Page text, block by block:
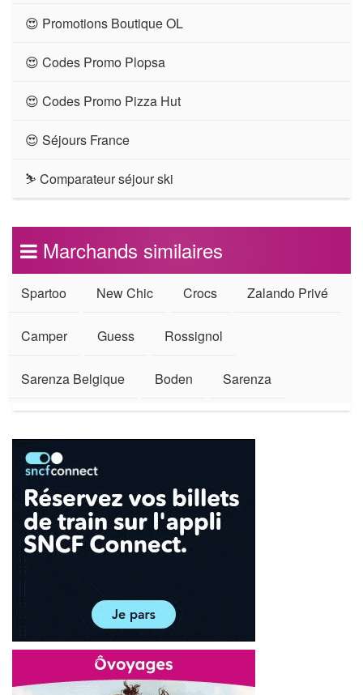
😍 Promotions Boutique OL
😍 Codes Promo Plopsa
😍 Codes Promo Pizza Hut
😍 Séjours France
⛷ Comparateur séjour ski
Marchands similaires
Spartoo New Chic Crocs Zalando Privé
Camper Guess Rossignol
Sarenza Belgique Boden Sarenza